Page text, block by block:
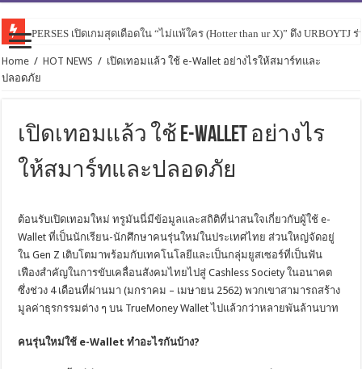
PERSES เปิดเกมสุดเดือดใน “ไม่แพ้ใคร (Hotter than ur X)” ดึง URBOYTJ
Home / HOT NEWS / เปิดเทอมแล้ว ใช้ e-Wallet อย่างไรให้สมาร์ทและ
ปลอดภัย
เปิดเทอมแล้ว ใช้ e-Wallet อย่างไร
ให้สมาร์ทและปลอดภัย
ต้อนรับเปิดเทอมใหม่ ทรูมันนี่มีข้อมูลและสถิติที่น่าสนใจเกี่ยวกับผู้ใช้ e-
Wallet ที่เป็นนักเรียน-นักศึกษาคนรุ่นใหม่ในประเทศไทย ส่วนใหญ่จัดอยู่
ใน Gen Z เติบโตมาพร้อมกับเทคโนโลยีและเป็นกลุ่มยูสเซอร์ที่เป็นฟัน
เฟืองสำคัญในการขับเคลื่อนสังคมไทยไปสู่ Cashless Society ในอนาคต
ซึ่งช่วง 4 เดือนที่ผ่านมา (มกราคม – เมษายน 2562) พวกเขาสามารถสร้าง
มูลค่าธุรกรรมต่าง ๆ บน TrueMoney Wallet ไปแล้วกว่าหลายพันล้านบาท
คนรุ่นใหม่ใช้ e-Wallet ทำอะไรกันบ้าง?